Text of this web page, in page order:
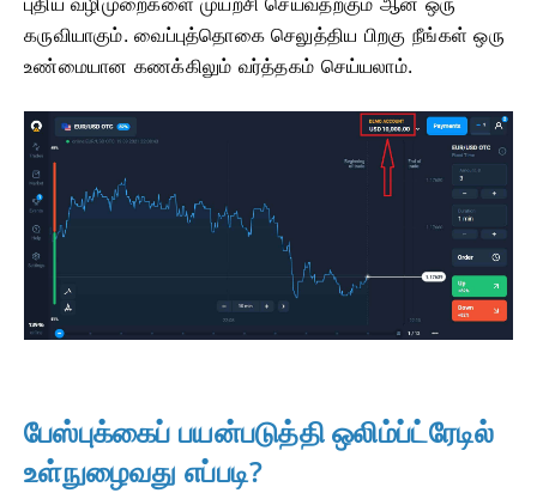
கருவியாகும். வைப்புத்தொகை செலுத்திய பிறகு நீங்கள் ஒரு
உண்மையான கணக்கிலும் வர்த்தகம் செய்யலாம்.
பேஸ்புக்கைப் பயன்படுத்தி ஒலிம்ப்ட்ரேடில்
உள்நுழைவது எப்படி?